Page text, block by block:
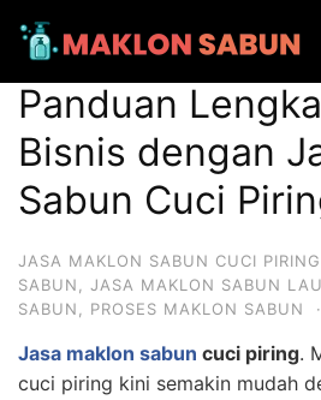
Panduan Lengkap Memulai Bisnis
Cuci Piring
Panduan
Bisnis dengan
Sabun Cuci
JASA MAKLON SABUN CUCI PIRING
SABUN
JASA MAKLON SABUN
SABUN
PROSES MAKLON SABUN ·
Jasa maklon sabun cuci piring.
cuci piring kini semakin mudah